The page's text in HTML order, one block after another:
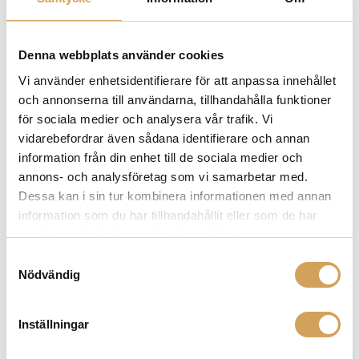
Denna webbplats använder cookies
Vi använder enhetsidentifierare för att anpassa innehållet
och annonserna till användarna, tillhandahålla funktioner
för sociala medier och analysera vår trafik. Vi
vidarebefordrar även sådana identifierare och annan
information från din enhet till de sociala medier och
annons- och analysföretag som vi samarbetar med.
Dessa kan i sin tur kombinera informationen med annan
information som du har tillhandahållit eller som de har
samlat in när du har använt deras tjänster.
Nödvändig
Inställningar
tänja på gränserna för ljud för att erbjuda dig en unik
lyssningsupplevelse. Alla våra produkter drar nytta av
våra ingenjörer i våra verkstäder. Denna filosofi ger
Focals produkter ett bestående värde.
Relaterade produkter